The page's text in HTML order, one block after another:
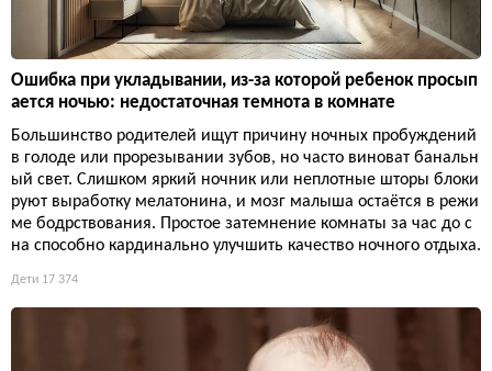
Ошибка при укладывании, из-за которой ребенок просып
ается ночью: недостаточная темнота в комнате
Большинство родителей ищут причину ночных пробуждений
в голоде или прорезывании зубов, но часто виноват банальн
ый свет. Слишком яркий ночник или неплотные шторы блоки
руют выработку мелатонина, и мозг малыша остаётся в режи
ме бодрствования. Простое затемнение комнаты за час до с
на способно кардинально улучшить качество ночного отдыха.
Дети 17 374